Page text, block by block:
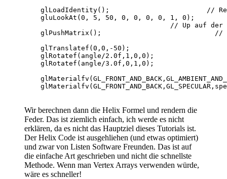
glLoadIdentity();                        //
gluLookAt(0, 5, 50, 0, 0, 0, 0, 1, 0);
// Up auf der
glPushMatrix();                            //
glTranslatef(0,0,-50);
glRotatef(angle/2.0f,1,0,0);
glRotatef(angle/3.0f,0,1,0);
Wir berechnen dann die Helix Formel und rendern die
Feder. Das ist ziemlich einfach, ich werde es nicht
erklären, da es nicht das Hauptziel dieses Tutorials ist.
Der Helix Code ist ausgehliehen (und etwas optimiert)
und zwar von Listen Software Freunden. Das ist auf
die einfache Art geschrieben und nicht die schnellste
Methode. Wenn man Vertex Arrays verwenden würde,
wäre es schneller!